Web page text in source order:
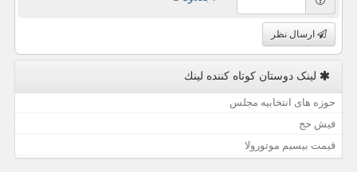
ارسال نظر
لینک دوستان كوتاه كننده لینك
حوزه های انتخابیه مجلس
فیش حج
قیمت بیسیم موتورولا